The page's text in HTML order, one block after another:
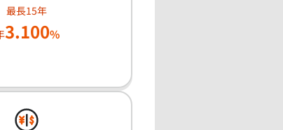
最長15年
3.100%